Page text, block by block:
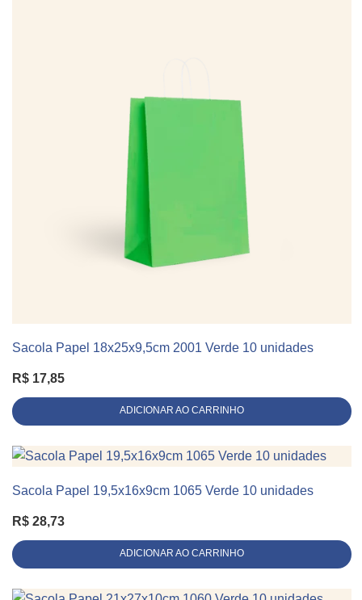
KIT 10 UNIDADES
Sacola Papel 18x25x9,5cm 2001 Verde 10 unidades
R$ 17,85
ADICIONAR AO CARRINHO
KIT 10 UNIDADES
Sacola Papel 19,5x16x9cm 1065 Verde 10 unidades
R$ 28,73
ADICIONAR AO CARRINHO